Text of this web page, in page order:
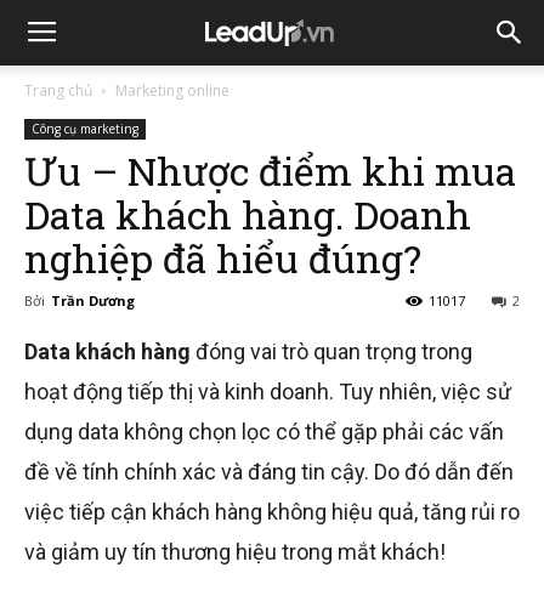
Trang chủ Marketing online
Công cụ marketing
Ưu – Nhược điểm khi mua
Data khách hàng. Doanh
nghiệp đã hiểu đúng?
Bởi Trần Dương 2
11017
Data khách hàng đóng vai trò quan trọng trong
hoạt động tiếp thị và kinh doanh. Tuy nhiên, việc sử
dụng data không chọn lọc có thể gặp phải các vấn
đề về tính chính xác và đáng tin cậy. Do đó dẫn đến
việc tiếp cận khách hàng không hiệu quả, tăng rủi ro
và giảm uy tín thương hiệu trong mắt khách!